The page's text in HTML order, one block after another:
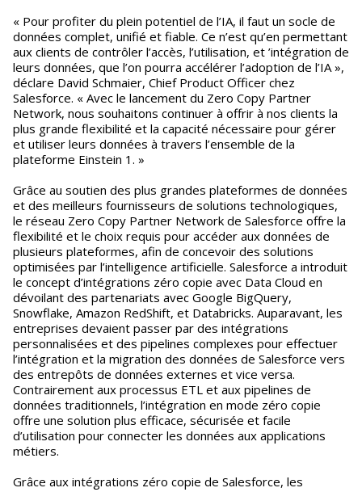
« Pour profiter du plein potentiel de l’IA, il faut un socle de
données complet, unifié et fiable. Ce n’est qu’en permettant
aux clients de contrôler l’accès, l’utilisation, et ’intégration de
leurs données, que l’on pourra accélérer l’adoption de l’IA »,
déclare David Schmaier, Chief Product Officer chez
Salesforce. « Avec le lancement du Zero Copy Partner
Network, nous souhaitons continuer à offrir à nos clients la
plus grande flexibilité et la capacité nécessaire pour gérer
et utiliser leurs données à travers l’ensemble de la
plateforme Einstein 1. »
Grâce au soutien des plus grandes plateformes de données
et des meilleurs fournisseurs de solutions technologiques,
le réseau Zero Copy Partner Network de Salesforce offre la
flexibilité et le choix requis pour accéder aux données de
plusieurs plateformes, afin de concevoir des solutions
optimisées par l’intelligence artificielle. Salesforce a introduit
le concept d’intégrations zéro copie avec Data Cloud en
dévoilant des partenariats avec Google BigQuery,
Snowflake, Amazon RedShift, et Databricks. Auparavant, les
entreprises devaient passer par des intégrations
personnalisées et des pipelines complexes pour effectuer
l’intégration et la migration des données de Salesforce vers
des entrepôts de données externes et vice versa.
Contrairement aux processus ETL et aux pipelines de
données traditionnels, l’intégration en mode zéro copie
offre une solution plus efficace, sécurisée et facile
d’utilisation pour connecter les données aux applications
métiers.
Grâce aux intégrations zéro copie de Salesforce, les